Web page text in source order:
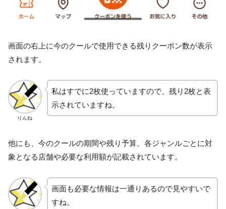
画面の右上に今のクールで使用できる残りクーポン数が表示
されます。
りんね
私はすでに2枚使っていますので、残り2枚と表
示されていますね。
他にも、今のクールの期間や残り予算、各ジャンルごとに対
象となる店舗や必要な利用額が記載されています。
画面も必要な情報は一通りあるので見やすいで
すね。